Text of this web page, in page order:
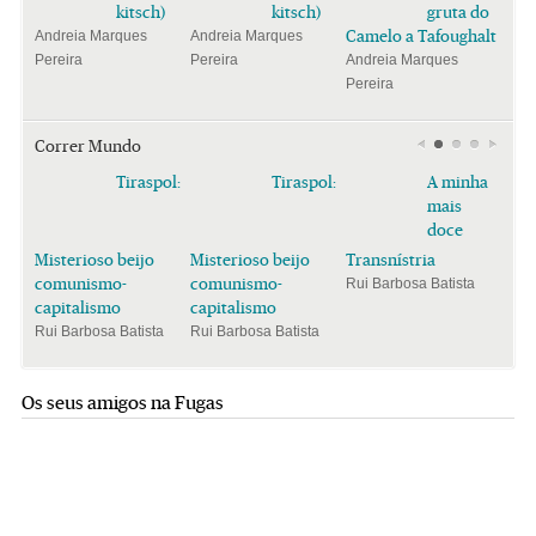
kitsch)
Andreia Marques
Pereira
kitsch)
Andreia Marques
Pereira
gruta do
Camelo a Tafoughalt
Andreia Marques
Pereira
Correr Mundo
Tiraspol:
Misterioso beijo
comunismo-
capitalismo
Rui Barbosa Batista
Tiraspol:
Misterioso beijo
comunismo-
capitalismo
Rui Barbosa Batista
A minha
mais
doce
Transnístria
Rui Barbosa Batista
Os seus amigos na Fugas